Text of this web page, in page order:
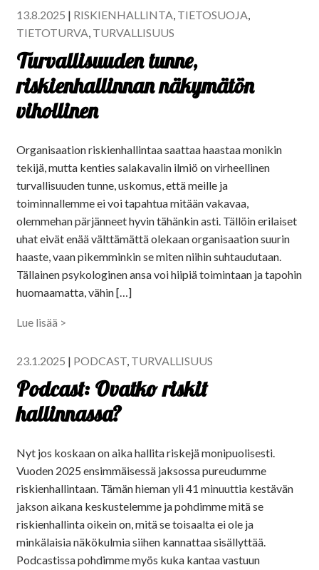
13.8.2025 | RISKIENHALLINTA, TIETOSUOJA,
TIETOTURVA, TURVALLISUUS
Turvallisuuden tunne,
riskienhallinnan näkymätön
vihollinen
Organisaation riskienhallintaa saattaa haastaa monikin
tekijä, mutta kenties salakavalin ilmiö on virheellinen
turvallisuuden tunne, uskomus, että meille ja
toiminnallemme ei voi tapahtua mitään vakavaa,
olemmehan pärjänneet hyvin tähänkin asti. Tällöin erilaiset
uhat eivät enää välttämättä olekaan organisaation suurin
haaste, vaan pikemminkin se miten niihin suhtaudutaan.
Tällainen psykologinen ansa voi hiipiä toimintaan ja tapohin
huomaamatta, vähin […]
Lue lisää >
23.1.2025 | PODCAST, TURVALLISUUS
Podcast: Ovatko riskit
hallinnassa?
Nyt jos koskaan on aika hallita riskejä monipuolisesti.
Vuoden 2025 ensimmäisessä jaksossa pureudumme
riskienhallintaan. Tämän hieman yli 41 minuuttia kestävän
jakson aikana keskustelemme ja pohdimme mitä se
riskienhallinta oikein on, mitä se toisaalta ei ole ja
minkälaisia näkökulmia siihen kannattaa sisällyttää.
Podcastissa pohdimme myös kuka kantaa vastuun